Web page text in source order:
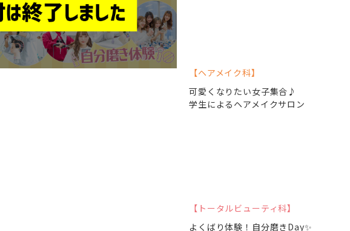
ヘアメイク科
可愛くなりたい女子集合♪
学生によるヘアメイクサロン
トータルビューティ科
よくばり体験！自分磨きDay✨